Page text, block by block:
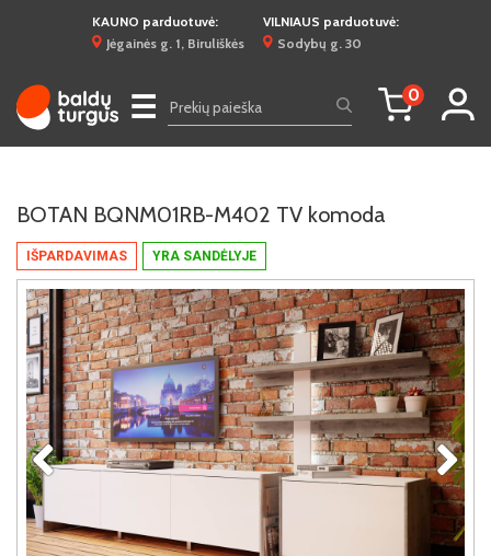
KAUNO parduotuvė:
Jėgainės g. 1, Biruliškės
VILNIAUS parduotuvė:
Sodybų g. 30
☰ 0
IŠPARDAVIMAS YRA SANDĖLYJE
BOTAN BQNM01RB-M402 TV komoda